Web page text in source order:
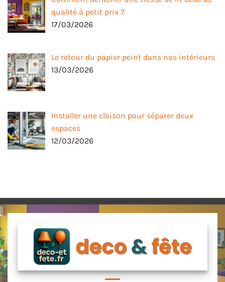
qualité à petit prix ?
17/03/2026
Le retour du papier peint dans nos intérieurs
13/03/2026
Installer une cloison pour séparer deux
espaces
12/03/2026